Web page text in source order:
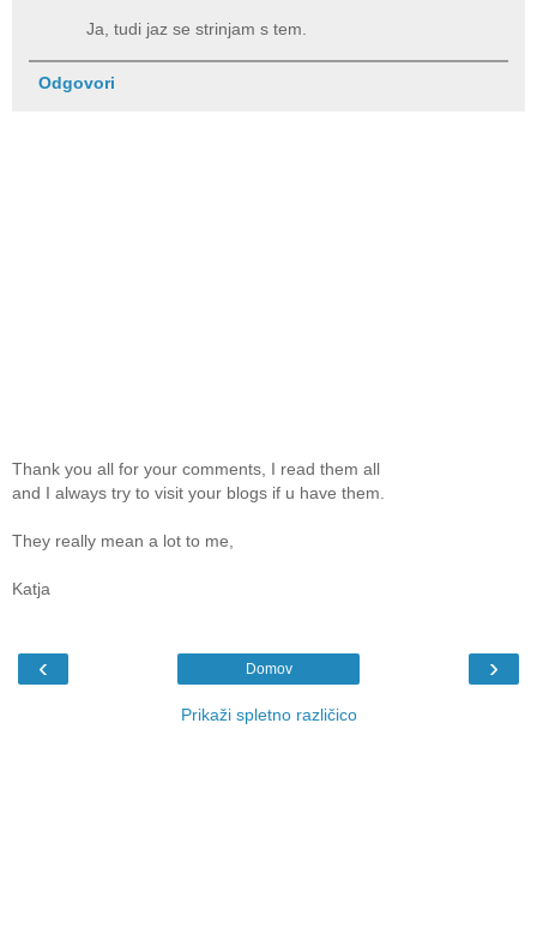
Ja, tudi jaz se strinjam s tem.
Odgovori
Thank you all for your comments, I read them all
and I always try to visit your blogs if u have them.
They really mean a lot to me,
Katja
‹ ›
Domov
Prikaži spletno različico